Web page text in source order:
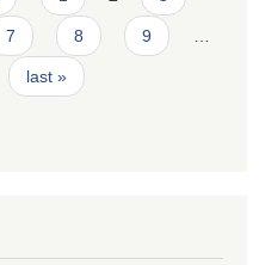
7 8 9
last »